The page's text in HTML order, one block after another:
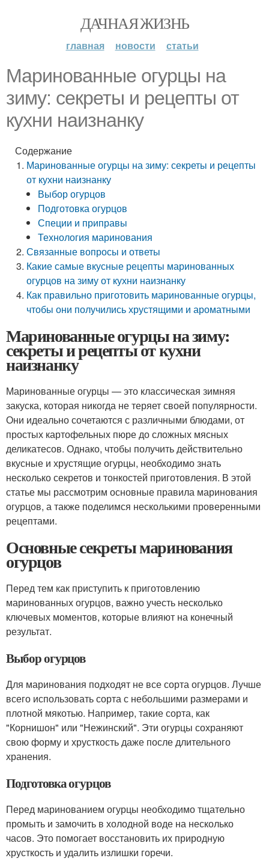
ДАЧНАЯ ЖИЗНЬ
главная новости статьи
Маринованные огурцы на
зиму: секреты и рецепты от
кухни наизнанку
Содержание
Маринованные огурцы на зиму: секреты и рецепты
от кухни наизнанку
Выбор огурцов
Подготовка огурцов
Специи и приправы
Технология маринования
Связанные вопросы и ответы
Какие самые вкусные рецепты маринованных
огурцов на зиму от кухни наизнанку
Как правильно приготовить маринованные огурцы,
чтобы они получились хрустящими и ароматными
Маринованные огурцы на зиму:
секреты и рецепты от кухни
наизнанку
Маринованные огурцы — это классическая зимняя
закуска, которая никогда не теряет своей популярности.
Они идеально сочетаются с различными блюдами, от
простых картофельных пюре до сложных мясных
деликатесов. Однако, чтобы получить действительно
вкусные и хрустящие огурцы, необходимо знать
несколько секретов и тонкостей приготовления. В этой
статье мы рассмотрим основные правила маринования
огурцов, а также поделимся несколькими проверенными
рецептами.
Основные секреты маринования
огурцов
Перед тем как приступить к приготовлению
маринованных огурцов, важно учесть несколько
ключевых моментов, которые влияют на конечный
результат.
Выбор огурцов
Для маринования подходят не все сорта огурцов. Лучше
всего использовать сорта с небольшими размерами и
плотной мякотью. Например, такие сорта, как
"Корнишон" или "Нежинский". Эти огурцы сохраняют
свою форму и хрусткость даже после длительного
хранения.
Подготовка огурцов
Перед маринованием огурцы необходимо тщательно
промыть и замочить в холодной воде на несколько
часов. Это помогает восстановить их природную
хрусткость и удалить излишки горечи.